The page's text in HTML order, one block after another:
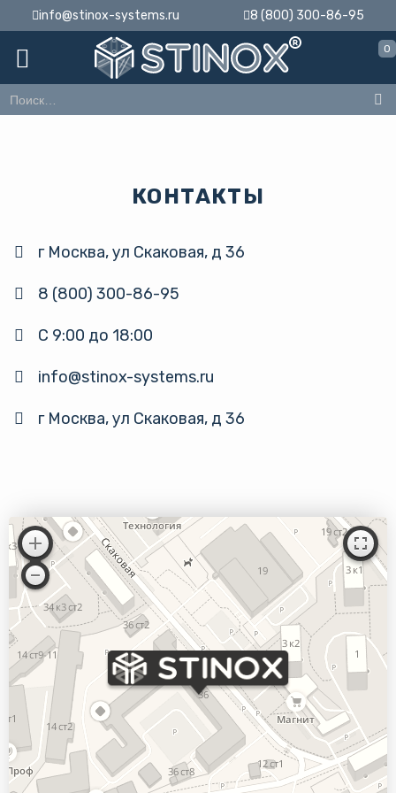
info@stinox-systems.ru 8 (800) 300-86-95
0
КОНТАКТЫ
г Москва,ул Скаковая, д 36
8 (800) 300-86-95
С 9:00 до 18:00
info@stinox-systems.ru
г Москва, ул Скаковая, д 36
Лицензионное соглашение